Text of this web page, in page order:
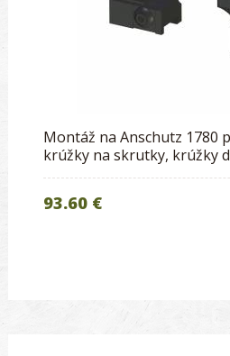
Montáž na Anschutz 1780
krúžky na skrutky, krúžky
93.60 €